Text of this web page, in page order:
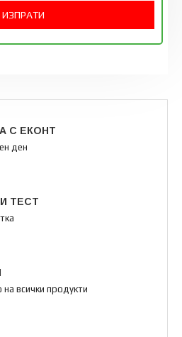
С ЕКОНТ
ден
ТЕСТ
на всички продукти